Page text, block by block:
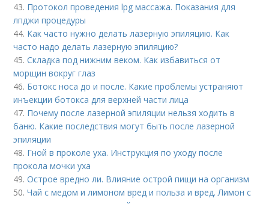
43. Протокол проведения lpg массажа. Показания для
лпджи процедуры
44. Как часто нужно делать лазерную эпиляцию. Как
часто надо делать лазерную эпиляцию?
45.Складка под нижним веком. Как избавиться от
морщин вокруг глаз
46. Ботокс носа до и после. Какие проблемы устраняют
инъекции ботокса для верхней части лица
47. Почему после лазерной эпиляции нельзя ходить в
баню. Какие последствия могут быть после лазерной
эпиляции
48. Гной в проколе уха. Инструкция по уходу после
прокола мочки уха
49.Острое вредно ли. Влияние острой пищи на организм
50.Чай с медом и лимоном вред и польза и вред. Лимон с